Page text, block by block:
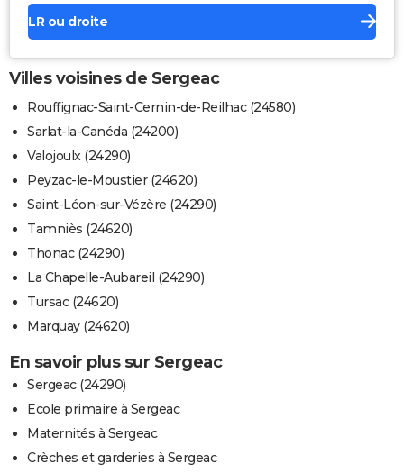
LR ou droite
Villes voisines de Sergeac
Rouffignac-Saint-Cernin-de-Reilhac (24580)
Sarlat-la-Canéda (24200)
Valojoulx (24290)
Peyzac-le-Moustier (24620)
Saint-Léon-sur-Vézère (24290)
Tamniès (24620)
Thonac (24290)
La Chapelle-Aubareil (24290)
Tursac (24620)
Marquay (24620)
En savoir plus sur Sergeac
Sergeac (24290)
Ecole primaire à Sergeac
Maternités à Sergeac
Crèches et garderies à Sergeac